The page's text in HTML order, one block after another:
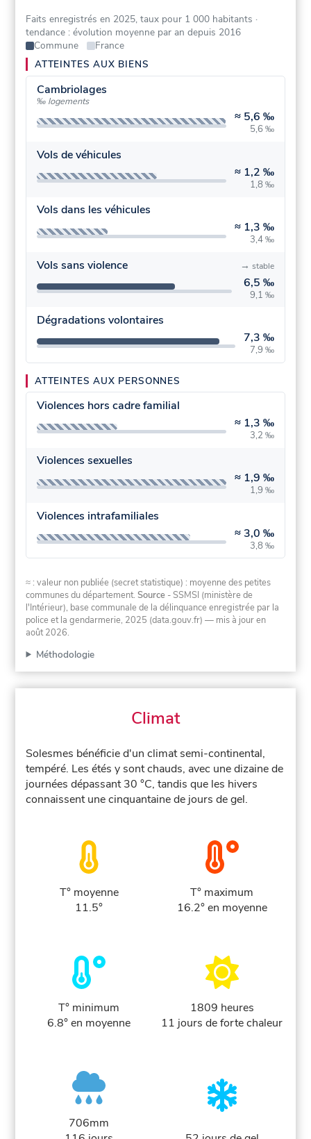
Faits enregistrés en 2025, taux pour 1 000 habitants ·
tendance : évolution moyenne par an depuis 2016
Commune
France
ATTEINTES AUX BIENS
Cambriolages
‰ logements
≈ 5,6 ‰
5,6 ‰
Vols de véhicules
≈ 1,2 ‰
1,8 ‰
Vols dans les véhicules
≈ 1,3 ‰
3,4 ‰
Vols sans violence
6,5 ‰
9,1 ‰
→ stable
Dégradations volontaires
7,3 ‰
7,9 ‰
ATTEINTES AUX PERSONNES
Violences hors cadre familial
≈ 1,3 ‰
3,2 ‰
Violences sexuelles
≈ 1,9 ‰
1,9 ‰
Violences intrafamiliales
≈ 3,0 ‰
3,8 ‰
≈ : valeur non publiée (secret statistique) : moyenne des petites
communes du département.Source - SSMSI (ministère de
l'Intérieur), base communale de la délinquance enregistrée par la
police et la gendarmerie, 2025 (data.gouv.fr) — mis à jour en
août 2026.
Méthodologie
Climat
Solesmes bénéficie d'un climat semi-continental,
tempéré. Les étés y sont chauds, avec une dizaine de
journées dépassant 30 °C, tandis que les hivers
connaissent une cinquantaine de jours de gel.
T° moyenne
11.5°
T° maximum
16.2° en moyenne
T° minimum
6.8° en moyenne
1809 heures
11 jours de forte chaleur
706mm